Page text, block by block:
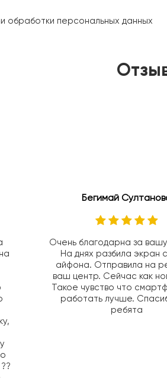
обработки персональных данных
Бегимай
Очень благодарна за
На днях разбила экран
айфона. Отправила на
ваш центр. Сейчас как
Такое чувство что
работать лучше.
ребята